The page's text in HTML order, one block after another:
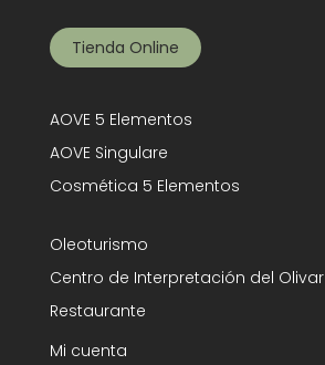
Tienda Online
AOVE 5 Elementos
AOVE Singulare
Cosmética 5 Elementos
Oleoturismo
Centro de Interpretación del Olivar
Restaurante
Mi cuenta